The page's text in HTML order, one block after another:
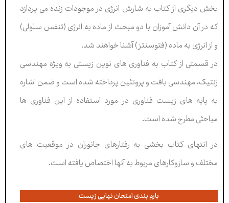
بخش دیگری از کتاب به شارش انرژی در موجودات زنده می پردازد
که در آن دانش آموزان با دو مبحث از ماده به انرژی (تنفس سلولی)
و از انرژی به ماده (فتوسنتز) آشنا خواهند شد.
در قسمتی از کتاب به فناوری های نوین زیستی به ویژه مهندسی
ژنتیک، مهندسی بافت و پروتئین پرداخته شده است و ضمن اشاره
به پایه های زیست فناوری در مورد استفاده از این فناوری ها
مباحثی مطرح شده است.
در انتهای کتاب بخشی به رفتارهای جانوران در موقعیت های
مختلف و سازوکارهای مربوط به آنها اختصاص یافته است.
بارم بندی امتحان نهایی زیست